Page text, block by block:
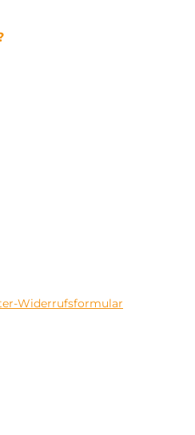
Widerrufsformular